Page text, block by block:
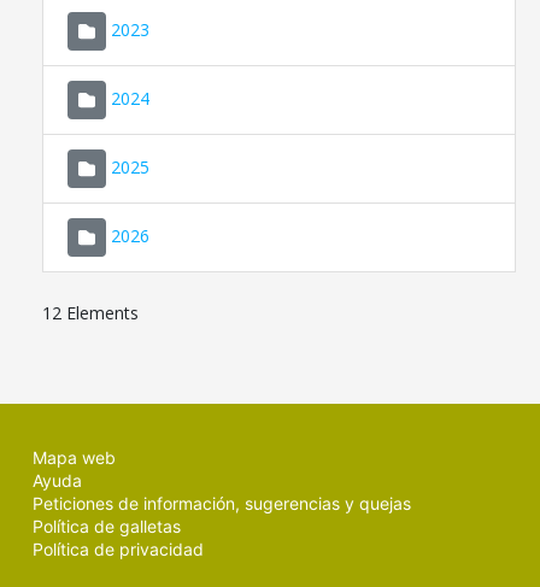
2023
2024
2025
2026
12 Elements
Mapa web
Ayuda
Peticiones de información, sugerencias y quejas
Política de galletas
Política de privacidad